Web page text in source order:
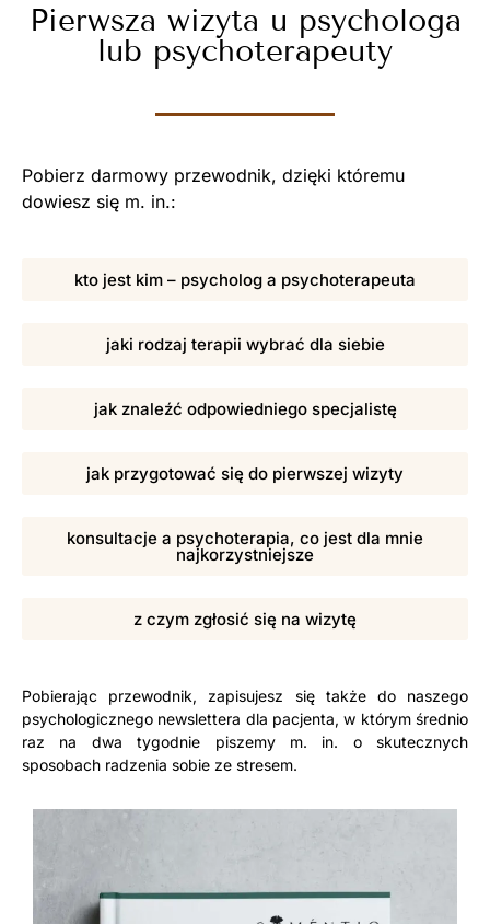
Pierwsza wizyta u psychologa
lub psychoterapeuty
Pobierz darmowy przewodnik, dzięki któremu
dowiesz się m. in.:
kto jest kim – psycholog a psychoterapeuta
jaki rodzaj terapii wybrać dla siebie
jak znaleźć odpowiedniego specjalistę
jak przygotować się do pierwszej wizyty
konsultacje a psychoterapia, co jest dla mnie
najkorzystniejsze
z czym zgłosić się na wizytę
Pobierając przewodnik, zapisujesz się także do naszego
psychologicznego newslettera dla pacjenta, w którym średnio
raz na dwa tygodnie piszemy m. in. o skutecznych
sposobach radzenia sobie ze stresem.